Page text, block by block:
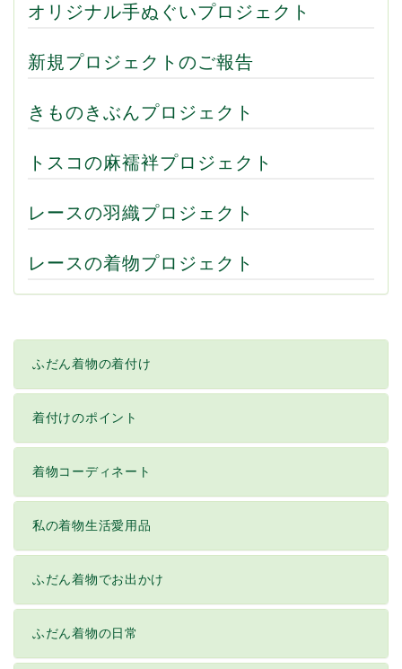
オリジナル手ぬぐいプロジェクト
新規プロジェクトのご報告
きものきぶんプロジェクト
トスコの麻襦袢プロジェクト
レースの羽織プロジェクト
レースの着物プロジェクト
ふだん着物の着付け
着付けのポイント
着物コーディネート
私の着物生活愛用品
ふだん着物でお出かけ
ふだん着物の日常